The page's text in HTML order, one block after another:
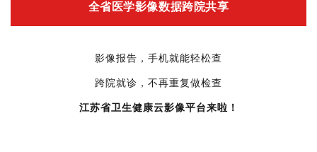
全省医学影像数据跨院共享
影像报告，手机就能轻松查
跨院就诊，不再重复做检查
江苏省卫生健康云影像平台来啦！